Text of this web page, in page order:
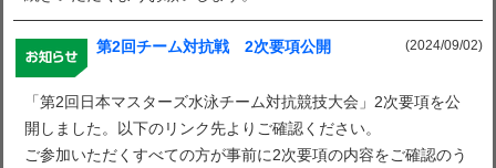
(2024/09/02)
第2回チーム対抗戦 2次要項公開
「第2回日本マスターズ水泳チーム対抗競技大会」2次要項を公
開しました。以下のリンク先よりご確認ください。
ご参加いただくすべての方が事前に2次要項の内容をご確認のう